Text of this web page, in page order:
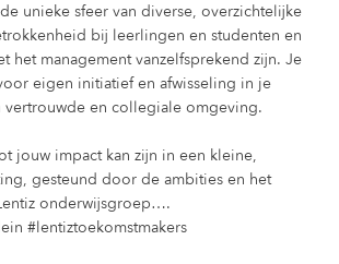
unieke sfeer van diverse, overzichtelijke
bij leerlingen en studenten en
het management vanzelfsprekend zijn. Je
eigen initiatief en afwisseling in je
vertrouwde en collegiale omgeving.
jouw impact kan zijn in een kleine,
gesteund door de ambities en het
onderwijsgroep….
#lentiztoekomstmakers